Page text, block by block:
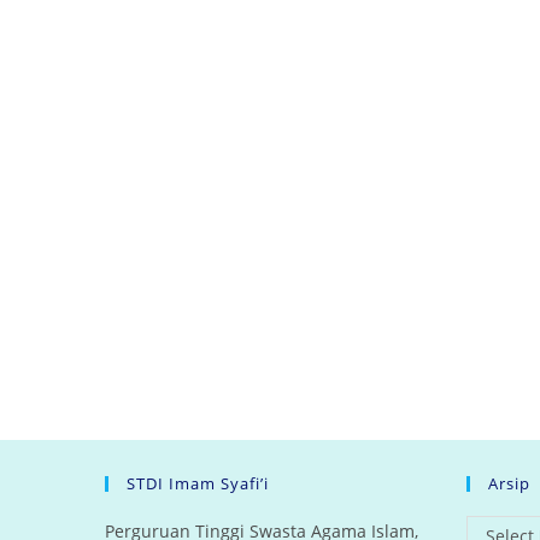
STDI Imam Syafi’i
Perguruan Tinggi Swasta Agama Islam,
Arsip
arsip